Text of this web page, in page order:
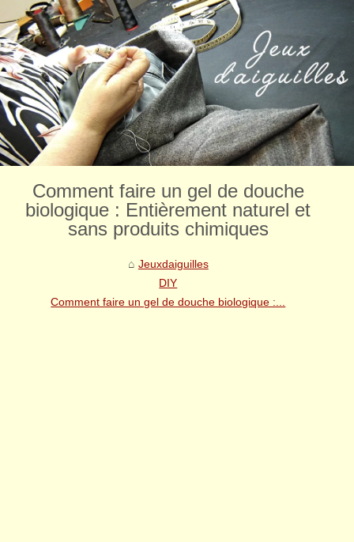
Comment faire un gel de douche
biologique : Entièrement naturel et
sans produits chimiques
Jeuxdaiguilles
DIY
Comment faire un gel de douche biologique :...